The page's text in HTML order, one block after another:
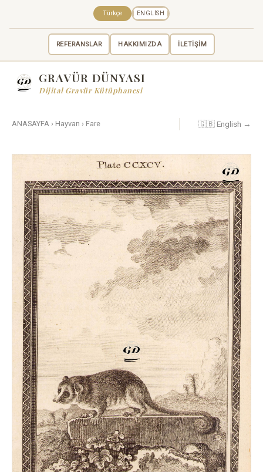
REFERANSLAR HAKKIMIZDA İLETİŞİM
Türkçe ENGLISH
GRAVÜR DÜNYASI
Dijital Gravür Kütüphanesi
ANASAYFA › Hayvan › Fare 🇬🇧 English →